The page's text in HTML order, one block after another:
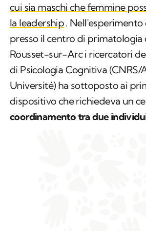
cui sia maschi che femmine
la leadership.
presso il centro di primatologia
Rousset-sur-Arc i ricercatori
di Psicologia Cognitiva
Université) ha sottoposto ai
dispositivo che richiedeva un
coordinamento tra due